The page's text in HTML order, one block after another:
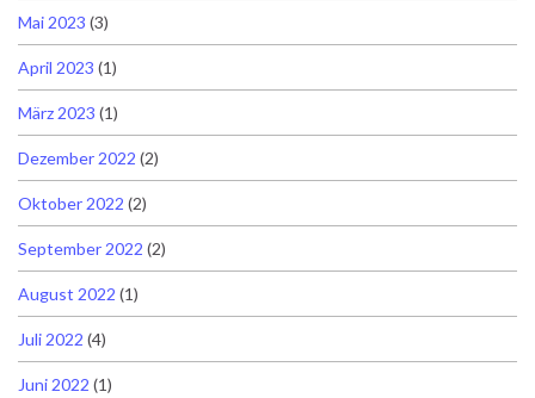
Mai 2023 (3)
April 2023 (1)
März 2023 (1)
Dezember 2022 (2)
Oktober 2022 (2)
September 2022 (2)
August 2022 (1)
Juli 2022 (4)
Juni 2022 (1)